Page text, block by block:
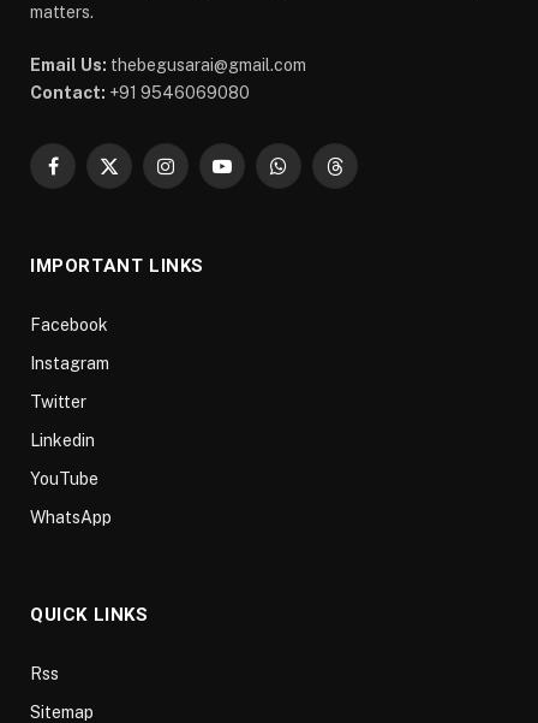
matters.
Email Us: thebegusarai@gmail.com
Contact: +91 9546069080
Facebook
X
InstagramYouTubeWhatsAppThreads
IMPORTANT LINKS
Facebook
Instagram
Twitter
Linkedin
YouTube
WhatsApp
QUICK LINKS
Rss
Sitemap